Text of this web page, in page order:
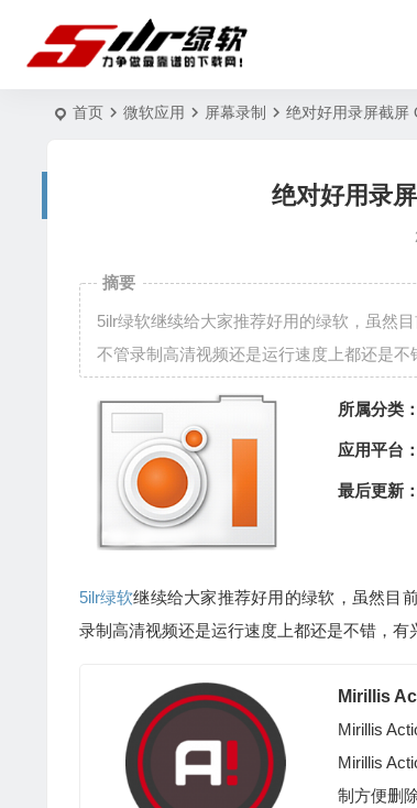
首页 微软应用 屏幕录制 绝对好用录屏截屏
绝对好用录
摘要
5ilr绿软继续给大家推荐好用的绿软，虽然
不管录制高清视频还是运行速度上都还是
所属分类：
应用平台：
最后更新：
5ilr绿软继续给大家推荐好用的绿软，虽然目
录制高清视频还是运行速度上都还是不错，有
Mirillis
Mirillis
Mirillis
制方便删